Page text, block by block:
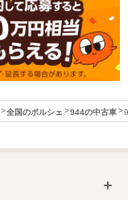
全国のポルシェ 944の中古車